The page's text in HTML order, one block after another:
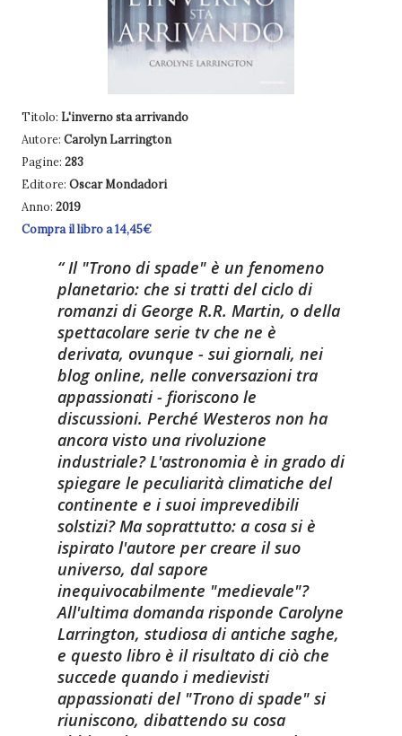
Titolo: L'inverno sta arrivando
Autore: Carolyn Larrington
Pagine: 283
Editore: Oscar Mondadori
Anno: 2019
Compra il libro a 14,45€
Il "Trono di spade" è un fenomeno
planetario: che si tratti del ciclo di
romanzi di George R.R. Martin, o della
spettacolare serie tv che ne è
derivata, ovunque - sui giornali, nei
blog online, nelle conversazioni tra
appassionati - fioriscono le
discussioni. Perché Westeros non ha
ancora visto una rivoluzione
industriale? L'astronomia è in grado di
spiegare le peculiarità climatiche del
continente e i suoi imprevedibili
solstizi? Ma soprattutto: a cosa si è
ispirato l'autore per creare il suo
universo, dal sapore
inequivocabilmente "medievale"?
All'ultima domanda risponde Carolyne
Larrington, studiosa di antiche saghe,
e questo libro è il risultato di ciò che
succede quando i medievisti
appassionati del "Trono di spade" si
riuniscono, dibattendo su cosa